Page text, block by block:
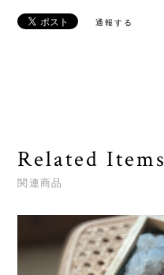
通報する
Related Items
関連商品